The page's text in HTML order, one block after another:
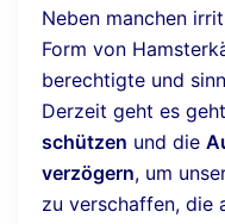
Neben manchen
Form von
berechtigte und
Derzeit geht es
schützen und die
verzögern, um
zu verschaffen, die